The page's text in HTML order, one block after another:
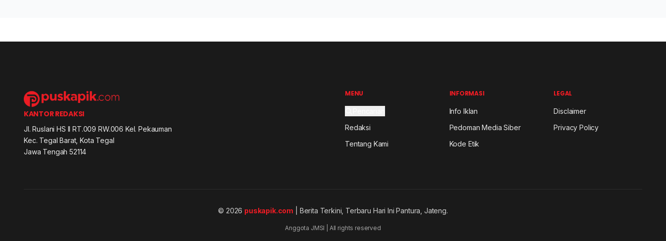
KANTOR REDAKSI
Jl. Ruslani HS II RT.009 RW.006 Kel. Pekauman
Kec. Tegal Barat, Kota Tegal
Jawa Tengah 52114
MENU
Redaksi
Tentang Kami
INFORMASI
Info Iklan
Pedoman Media Siber
Kode Etik
LEGAL
Disclaimer
Privacy Policy
© 2026 puskapik.com | Berita Terkini, Terbaru Hari Ini Pantura, Jateng.
Anggota JMSI | All rights reserved